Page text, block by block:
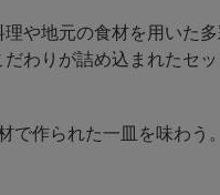
や地元の食材を用いた
わりが詰め込まれたセ
作られた一皿を味わう